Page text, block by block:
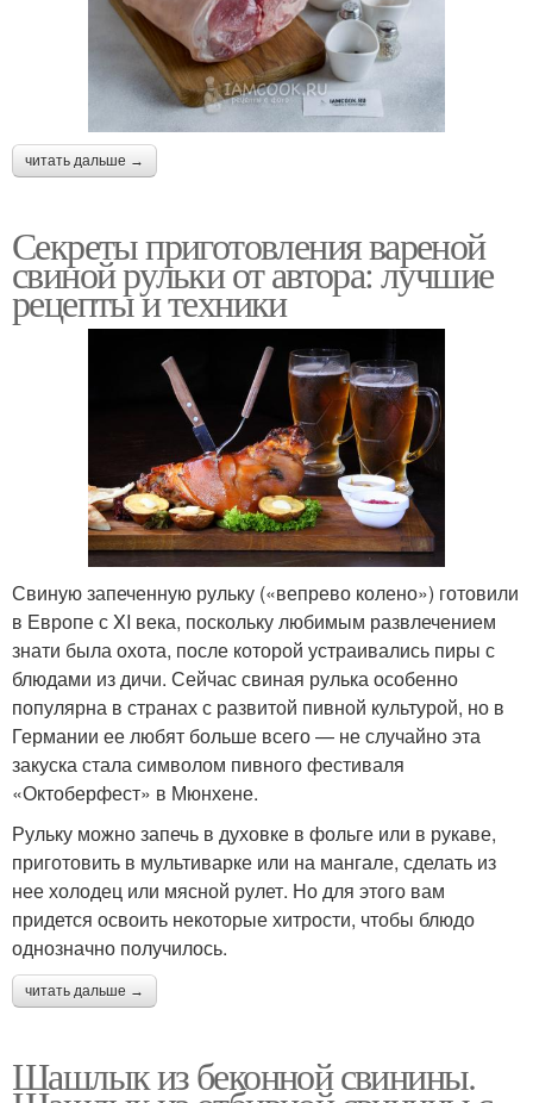
читать дальше →
Секреты приготовления вареной
свиной рульки от автора: лучшие
рецепты и техники
Свиную запеченную рульку («вепрево колено») готовили
в Европе с XI века, поскольку любимым развлечением
знати была охота, после которой устраивались пиры с
блюдами из дичи. Сейчас свиная рулька особенно
популярна в странах с развитой пивной культурой, но в
Германии ее любят больше всего — не случайно эта
закуска стала символом пивного фестиваля
«Октоберфест» в Мюнхене.
Рульку можно запечь в духовке в фольге или в рукаве,
приготовить в мультиварке или на мангале, сделать из
нее холодец или мясной рулет. Но для этого вам
придется освоить некоторые хитрости, чтобы блюдо
однозначно получилось.
читать дальше →
Шашлык из беконной свинины.